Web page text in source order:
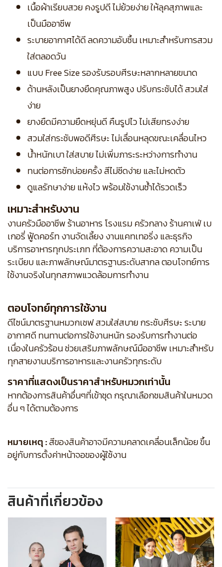
เนื้อผ้าเรียบสวย คงรูปดี ไม่ย้วยง่าย ให้ลุคสุภาพและ
เป็นมืออาชีพ
ระบายอากาศได้ดี ลดความอับชื้น เหมาะสำหรับการสวม
ใส่ตลอดวัน
แบบ Free Size รองรับรอบศีรษะหลากหลายขนาด
ด้านหลังเป็นยางยืดคุณภาพสูง ปรับกระชับได้ สวมใส่
ง่าย
ยางยืดมีความยืดหยุ่นดี คืนรูปไว ไม่เสียทรงง่าย
สวมใส่กระชับพอดีศีรษะ ไม่เลื่อนหลุดขณะเคลื่อนไหว
น้ำหนักเบา ใส่สบาย ไม่เพิ่มภาระระหว่างการทำงาน
ทนต่อการซักบ่อยครั้ง สีไม่ซีดง่าย และไม่หดตัว
ดูแลรักษาง่าย แห้งไว พร้อมใช้งานซ้ำได้รวดเร็ว
เหมาะสำหรับงาน
งานครัวมืออาชีพ ร้านอาหาร โรงแรม ครัวกลาง ร้านคาเฟ่ เบ
เกอรี่ ฟู้ดคอร์ท งานจัดเลี้ยง งานแคทเทอริ่ง และธุรกิจ
บริการอาหารทุกประเภท ที่ต้องการความสะอาด ความเป็น
ระเบียบ และภาพลักษณ์มาตรฐานระดับสากล ตอบโจทย์การ
ใช้งานจริงในทุกสภาพแวดล้อมการทำงาน
ตอบโจทย์ทุกการใช้งาน
ดีไซน์มาตรฐานหมวกเชฟ สวมใส่สบาย กระชับศีรษะ ระบาย
อากาศดี ทนทานต่อการใช้งานหนัก รองรับการทำงานต่อ
เนื่องในครัวร้อน ช่วยเสริมภาพลักษณ์มืออาชีพ เหมาะสำหรับ
ทุกสายงานบริการอาหารและงานครัวทุกระดับ
ราคาที่แสดงเป็นราคาสำหรับหมวกเท่านั้น
หากต้องการสินค้าอื่นๆที่เข้าชุด กรุณาเลือกชมสินค้าในหมวด
อื่น ๆ ได้ตามต้องการ
หมายเหตุ :สีของสินค้าอาจมีความคลาดเคลื่อนเล็กน้อย ขึ้น
อยู่กับการตั้งค่าหน้าจอของผู้ใช้งาน
สินค้าที่เกี่ยวข้อง